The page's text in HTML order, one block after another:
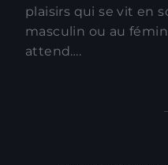
plaisirs qui se vit en
masculin ou au
attend….